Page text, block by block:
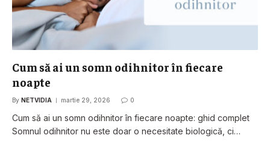
Cum să ai un somn odihnitor în fiecare
noapte
By NETVIDIA martie 29, 2026 0
Cum să ai un somn odihnitor în fiecare noapte: ghid complet
Somnul odihnitor nu este doar o necesitate biologică, ci…